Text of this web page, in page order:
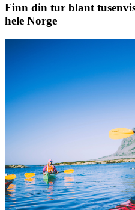
Finn din tur blant
hele Norge